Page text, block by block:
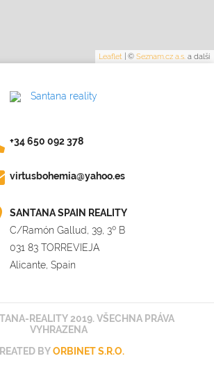
Leaflet ©Seznam.cz a.s. a další
+34 650 092 378
virtusbohemia@yahoo.es
SANTANA SPAIN REALITY
C/Ramón Gallud, 39, 3º B
031 83 TORREVIEJA
Alicante, Spain
REALITY 2019. VŠECHNA PRÁVA
VYHRAZENA
BYORBINET S.R.O.